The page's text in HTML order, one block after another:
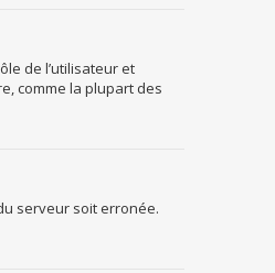
de l’utilisateur et
comme la plupart des
serveur soit erronée.